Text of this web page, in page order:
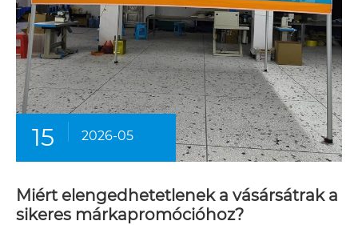
15 2026-05
Miért elengedhetetlenek a vásársátrak a
sikeres márkapromócióhoz?